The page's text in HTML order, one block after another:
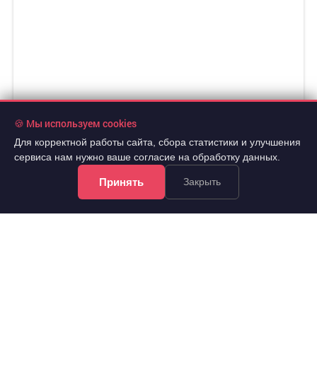
🍪 Мы используем cookies
Для корректной работы сайта, сбора статистики и улучшения
сервиса нам нужно ваше согласие на обработку данных.
Принять Закрыть